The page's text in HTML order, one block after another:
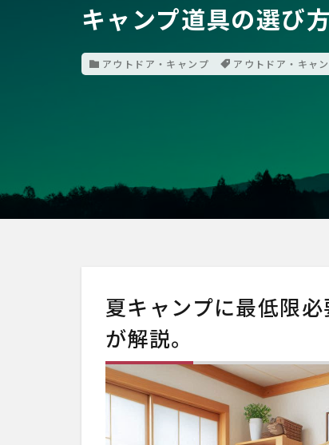
キャンプ道具の選び
アウトドア・キャンプ アウトドア・キャ
夏キャンプに最低限
が解説。